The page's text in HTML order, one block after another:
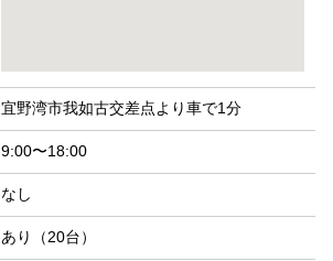
宜野湾市我如古交差点より車で1分
9:00〜18:00
なし
あり（20台）